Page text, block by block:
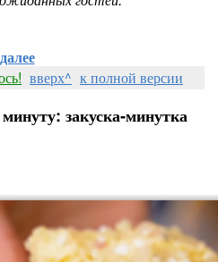
далее
вверх^ к полной версии
закуска‑минутка